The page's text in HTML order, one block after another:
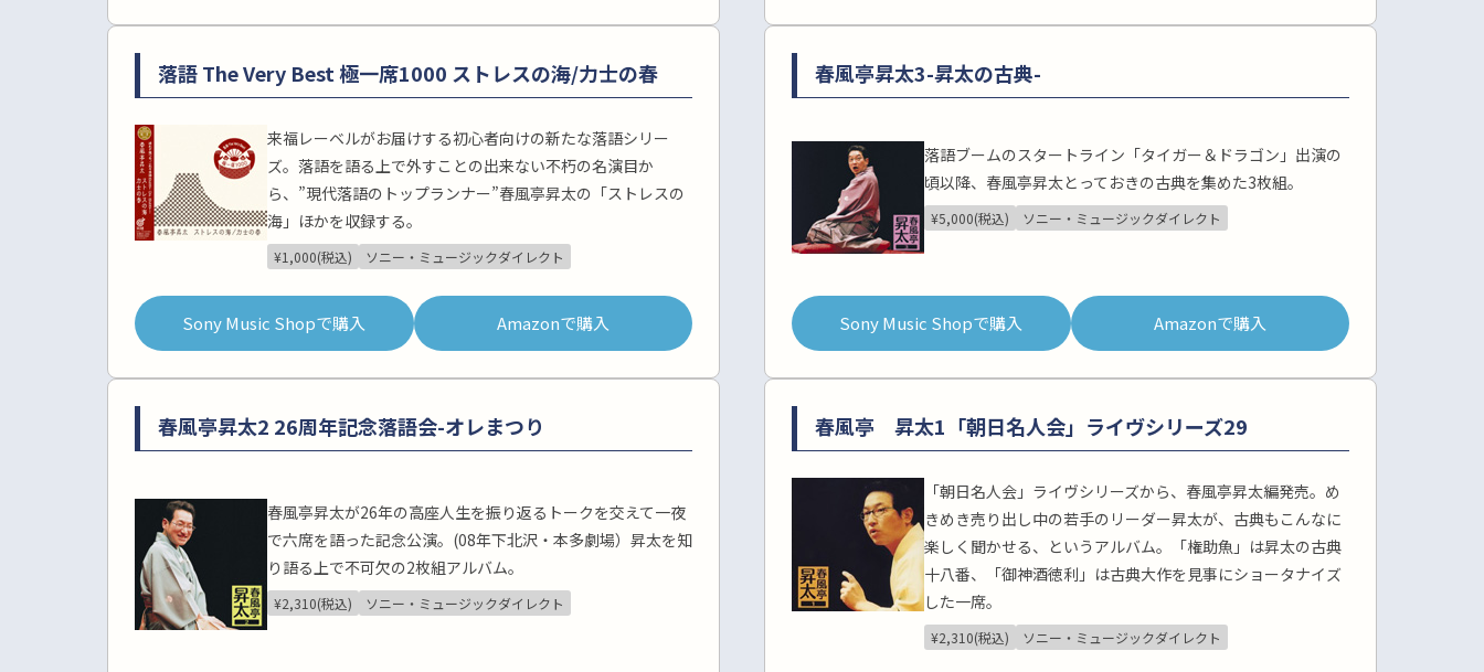
落語 The Very Best 極一席1000 ストレスの海/力士の春
来福レーベルがお届けする初心者向けの新たな落語シリー
ズ。落語を語る上で外すことの出来ない不朽の名演目か
ら、”現代落語のトップランナー”春風亭昇太の「ストレスの
海」ほかを収録する。
¥1,000(税込) ソニー・ミュージックダイレクト
Sony Music Shopで購入 Amazonで購入
春風亭昇太3-昇太の古典-
落語ブームのスタートライン「タイガー＆ドラゴン」出演の
頃以降、春風亭昇太とっておきの古典を集めた3枚組。
¥5,000(税込) ソニー・ミュージックダイレクト
Sony Music Shopで購入 Amazonで購入
春風亭昇太2 26周年記念落語会-オレまつり
春風亭昇太が26年の高座人生を振り返るトークを交えて一夜
で六席を語った記念公演。(08年下北沢・本多劇場）昇太を知
り語る上で不可欠の2枚組アルバム。
¥2,310(税込) ソニー・ミュージックダイレクト
春風亭 昇太1「朝日名人会」ライヴシリーズ29
「朝日名人会」ライヴシリーズから、春風亭昇太編発売。め
きめき売り出し中の若手のリーダー昇太が、古典もこんなに
楽しく聞かせる、というアルバム。「権助魚」は昇太の古典
十八番、「御神酒徳利」は古典大作を見事にショータナイズ
した一席。
¥2,310(税込) ソニー・ミュージックダイレクト